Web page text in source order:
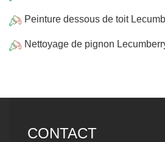
Peinture dessous de toit
Nettoyage de pignon
CONTACT